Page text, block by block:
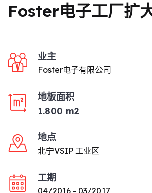
Foster电子工厂扩
业主
Foster电子有限公司
地板面积
1.800 m2
地点
北宁VSIP 工业区
工期
04/2016 - 03/2017